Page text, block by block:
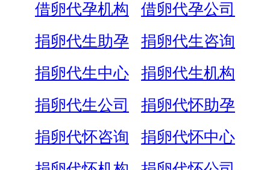
借卵代孕机构
借卵代孕公司
捐卵代生助孕
捐卵代生咨询
捐卵代生中心
捐卵代生机构
捐卵代生公司
捐卵代怀助孕
捐卵代怀咨询
捐卵代怀中心